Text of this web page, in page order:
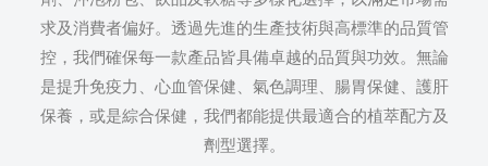
求及消費者偏好。透過先進的生產技術與高標準的品質管
控，我們確保每一款產品皆具備卓越的品質與功效。無論
是提升免疫力、心血管保健、氣色調理、腸胃保健、護肝
保養，或是綜合保健，我們都能提供最適合的植萃配方及
劑型選擇。